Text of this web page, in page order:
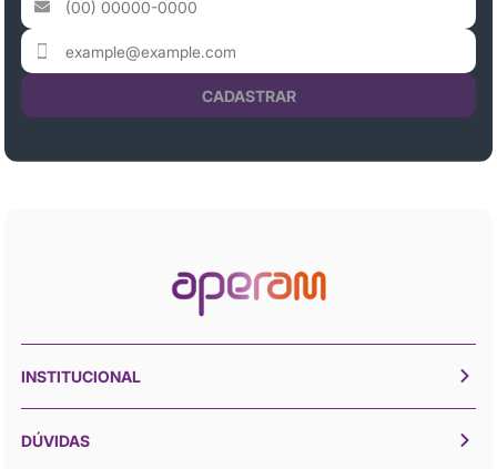
CADASTRAR
INSTITUCIONAL
DÚVIDAS